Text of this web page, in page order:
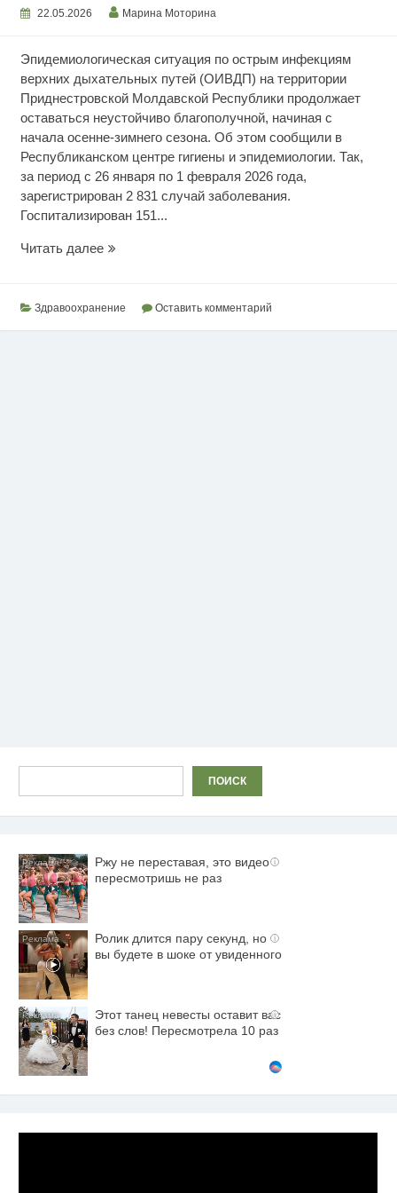
22.05.2026 Марина Моторина
Эпидемиологическая ситуация по острым инфекциям
верхних дыхательных путей (ОИВДП) на территории
Приднестровской Молдавской Республики продолжает
оставаться неустойчиво благополучной, начиная с
начала осенне-зимнего сезона. Об этом сообщили в
Республиканском центре гигиены и эпидемиологии. Так,
за период с 26 января по 1 февраля 2026 года,
зарегистрирован 2 831 случай заболевания.
Госпитализирован 151...
Читать далееЭпидемиологическая
Здравоохранение Оставить комментарий
ПОИСК
i
Ржу не переставая, это видео
пересмотришь не раз
i
Ролик длится пару секунд, но
вы будете в шоке от увиденного
i
Этот танец невесты оставит вас
без слов! Пересмотрела 10 раз